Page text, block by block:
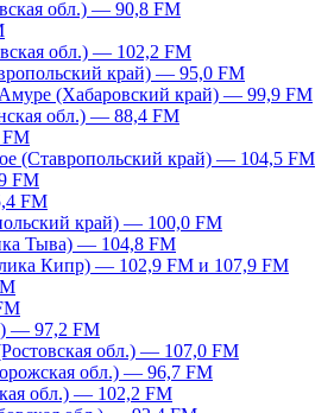
обл.) — 90,8 FM
обл.) — 102,2 FM
край) — 95,0 FM
(Хабаровский край) — 99,9 FM
обл.) — 88,4 FM
(Ставропольский край) — 104,5 FM
FM
FM
край) — 100,0 FM
Тыва) — 104,8 FM
Кипр) — 102,9 FM и 107,9 FM
— 97,2 FM
обл.) — 107,0 FM
обл.) — 96,7 FM
обл.) — 102,2 FM